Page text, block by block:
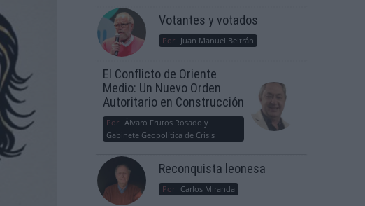
Votantes y votados
Por Juan Manuel Beltrán
El Conflicto de Oriente
Medio: Un Nuevo Orden
Autoritario en Construcción
Por Álvaro Frutos Rosado y
Gabinete Geopolítica de Crisis
Reconquista leonesa
Por Carlos Miranda